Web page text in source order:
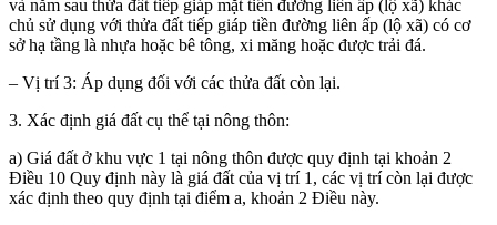
và nằm sau thửa đất tiếp giáp mặt tiền đường liên ấp (lộ xã) khác
chủ sử dụng với thửa đất tiếp giáp tiền đường liên ấp (lộ xã) có cơ
sở hạ tầng là nhựa hoặc bê tông, xi măng hoặc được trải đá.
– Vị trí 3: Áp dụng đối với các thửa đất còn lại.
3. Xác định giá đất cụ thể tại nông thôn:
a) Giá đất ở khu vực 1 tại nông thôn được quy định tại khoản 2
Điều 10 Quy định này là giá đất của vị trí 1, các vị trí còn lại được
xác định theo quy định tại điểm a, khoản 2 Điều này.